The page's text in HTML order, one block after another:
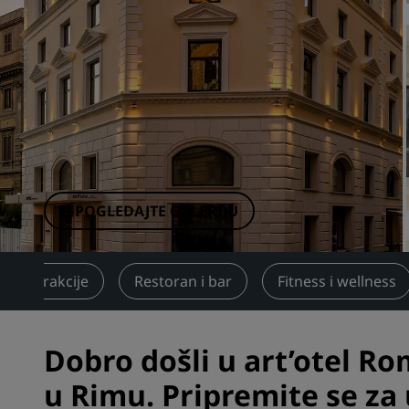
Povezani brendovi u Kini
POGLEDAJTE GALERIJU
atrakcije Restoran i bar Fitness i wellness
Dobro došli u art’otel
u Rimu. Pripremite se